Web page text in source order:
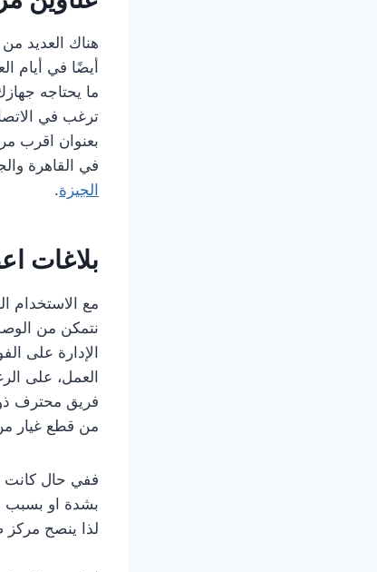
هناك العديد
أيضًا في أيام
ما يحتاجه
ترغب في
بعنوان اقرب
في القاهرة
الجيزة.
بلاغات
مع الاستخدام
نتمكن من
الإدارة على
العمل، على
فريق محترف
من قطع غيار
ففي حال كانت
بشدة او بسبب
لذا ينصح